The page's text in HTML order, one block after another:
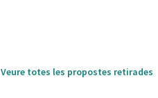
Veure totes les propostes retirades